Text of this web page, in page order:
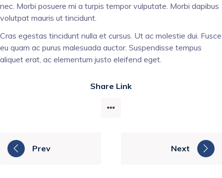
nec. Morbi posuere mi a turpis tempor vulputate. Morbi dapibus
volutpat mauris ut tincidunt.
Cras egestas tincidunt nulla et cursus. Ut ac molestie dui. Fusce
eu quam ac purus malesuada auctor. Suspendisse tempus
aliquet erat, ac elementum justo eleifend eget.
Share Link
Prev Next